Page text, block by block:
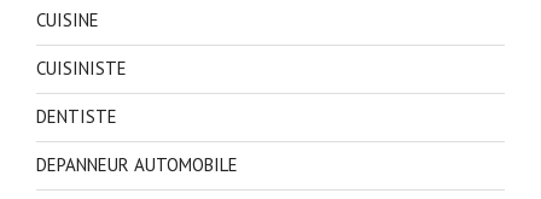
CUISINE
CUISINISTE
DENTISTE
DEPANNEUR AUTOMOBILE